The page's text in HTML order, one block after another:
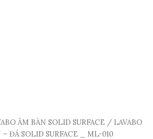
ÂM BÀN SOLID SURFACE / LAVABO
ĐÁ SOLID SURFACE _ ML-010